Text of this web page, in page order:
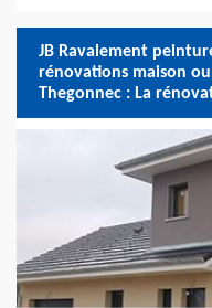
JB Ravalement
rénovations maison
Thegonnec : La